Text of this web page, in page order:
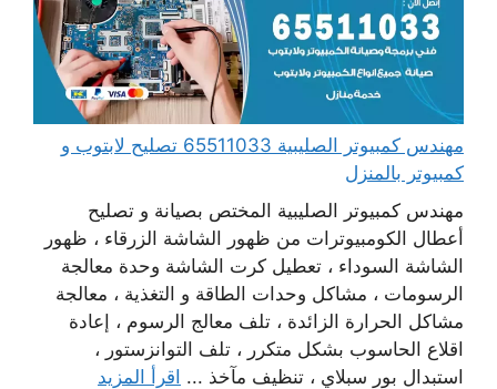
مهندس كمبيوتر الصليبية 65511033 تصليح لابتوب و
كمبيوتر بالمنزل
مهندس كمبيوتر الصليبية المختص بصيانة و تصليح
أعطال الكومبيوترات من ظهور الشاشة الزرقاء ، ظهور
الشاشة السوداء ، تعطيل كرت الشاشة وحدة معالجة
الرسومات ، مشاكل وحدات الطاقة و التغذية ، معالجة
مشاكل الحرارة الزائدة ، تلف معالج الرسوم ، إعادة
اقلاع الحاسوب بشكل متكرر ، تلف التوانزستور ،
استبدال بور سبلاي ، تنظيف مآخذ ... اقرأ المزيد